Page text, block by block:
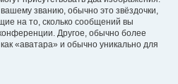
званию, обычно это звёздочки,
на то, сколько сообщений вы
Другое, обычно более
«аватара» и обычно уникально для